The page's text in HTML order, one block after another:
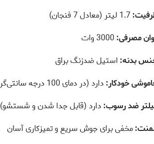
مصرفی:
بدنه: استیل ضدزنگ براق
خودکار: دارد (در دمای 100 درجه سانتی‌گراد)
ضد رسوب: دارد (قابل جدا شدن و شستشو)
مخفی برای جوش سریع و تمیزکاری آسان